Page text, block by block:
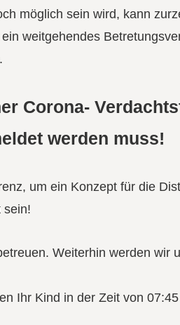
möglich sein wird, kann
weitgehendes
Corona-
werden muss!
um ein Konzept für die
sein!
Weiterhin werden wir
Ihr Kind in der Zeit von